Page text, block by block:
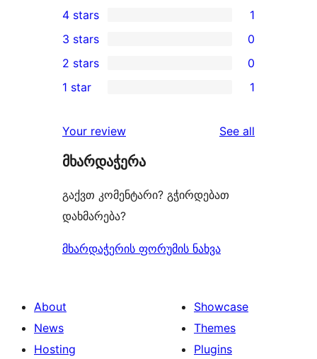
5-
star
reviews
4-
star
review
4 stars 1
0
3-
star
3 stars 0
2-
reviews
2 stars 0
star
review
1 star 1
Your review See all
მხარდაჭერა
გაქვთ კომენტარი? გჭირდებათ
დახმარება?
მხარდაჭერის ფორუმის ნახვა
About
News
Hosting
Showcase
Themes
Plugins